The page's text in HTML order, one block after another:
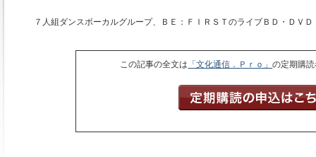
７人組ダンスボーカルグループ、ＢＥ：ＦＩＲＳＴのライブＢＤ・ＤＶ
この記事の全文は 「文化通信．Ｐｒｏ」の定期購